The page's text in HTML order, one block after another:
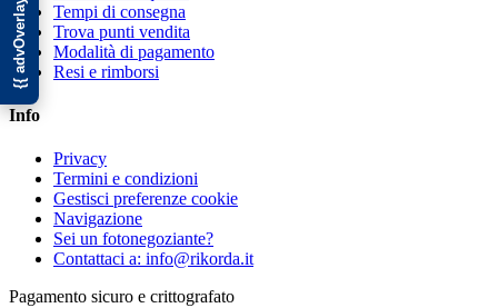
Tempi di consegna
Trova punti vendita
Modalità di pagamento
Resi e rimborsi
Info
Privacy
Termini e condizioni
Gestisci preferenze cookie
Navigazione
Sei un fotonegoziante?
Contattaci a: info@rikorda.it
Pagamento sicuro e crittografato